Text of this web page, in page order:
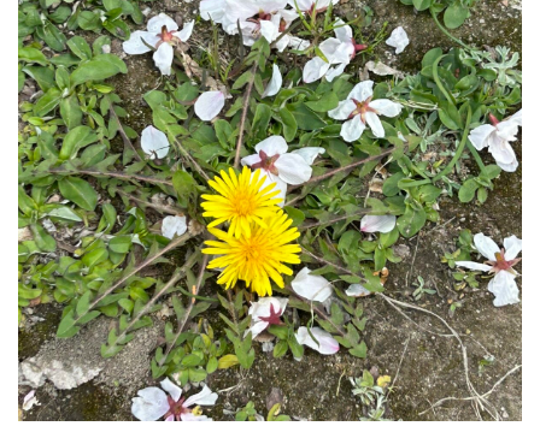
採用情報
採用エントリーフォーム
お問い合わせ
お知らせ